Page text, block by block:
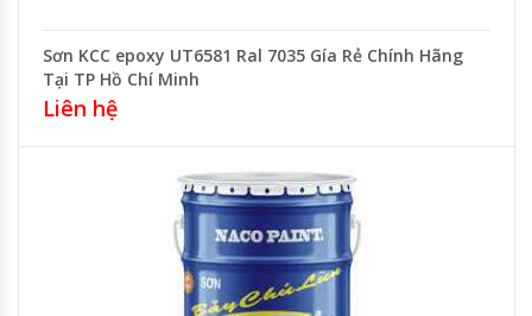
Sơn KCC epoxy UT6581 Ral 7035 Gía Rẻ Chính Hãng
Tại TP Hồ Chí Minh
Liên hệ